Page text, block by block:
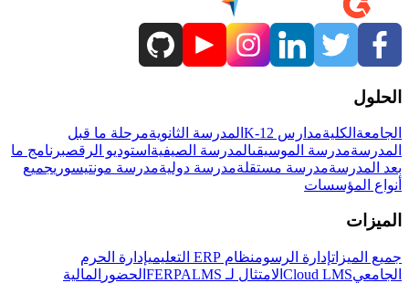
الحلول
الجامعة الكليةمدارس K-12 المدرسة الثانويةمرحلة ما قبل
المدرسةمدرسة الموسيقىالمدرسة الصيفية استوديو الرقصبرنامج ما
بعد المدرسةمدرسة مستقلةمدرسة دوليةمدرسة مونتيسوريجميع
أنواع المؤسسات
الميزات
جميع الميزاتإدارة الرسومنظام ERP التعليمي
إدارة الحرم
الجامعيCloud LMS الامتثال لـ FERPA LMS الحضور المالية